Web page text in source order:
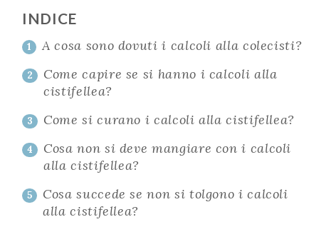
INDICE
1 A cosa sono dovuti i calcoli alla colecisti?
2
Come capire se si hanno i calcoli alla
cistifellea?
3 Come si curano i calcoli alla cistifellea?
4
Cosa non si deve mangiare con i calcoli
alla cistifellea?
5
Cosa succede se non si tolgono i calcoli
alla cistifellea?